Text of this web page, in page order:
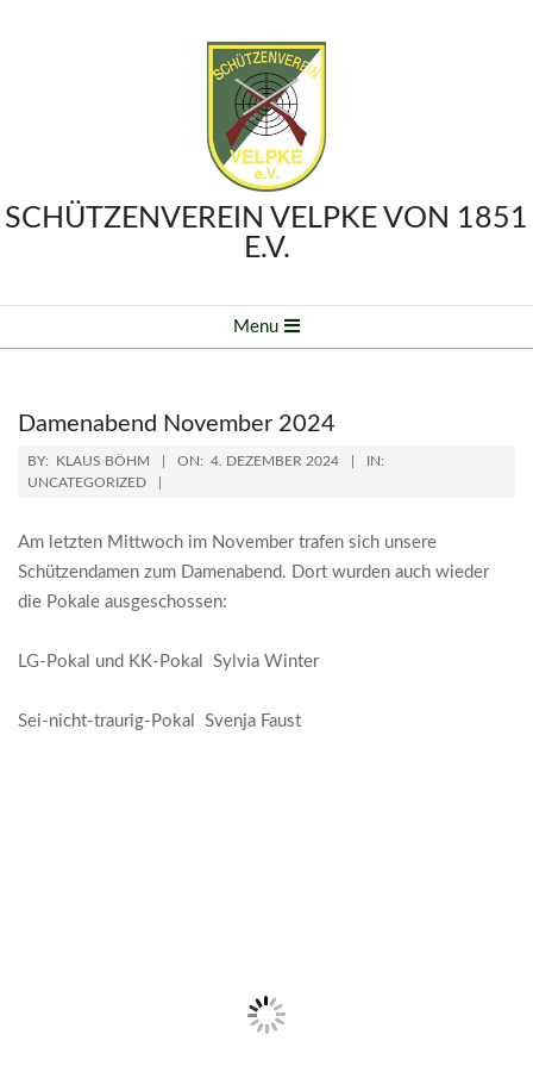
SCHÜTZENVEREIN VELPKE VON 1851
E.V.
Navigation
Menu
Damenabend November 2024
BY: KLAUS BÖHM ON: 4. DEZEMBER 2024
IN:
UNCATEGORIZED
Am letzten Mittwoch im November trafen sich unsere
Schützendamen zum Damenabend. Dort wurden auch wieder
die Pokale ausgeschossen:
LG-Pokal und KK-Pokal Sylvia Winter
Sei-nicht-traurig-Pokal Svenja Faust